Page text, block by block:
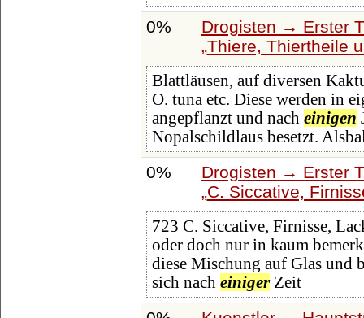
0%
Drogisten → Erster
Thiere, Thiertheile
Blattläusen, auf diversen
O. tuna etc. Diese werden in
angepflanzt und nach einigen
Nopalschildlaus besetzt.
0%
Drogisten → Erster
C. Siccative,
723 C. Siccative, Firnisse,
oder doch nur in kaum
diese Mischung auf Glas und
sich nach einigerZeit